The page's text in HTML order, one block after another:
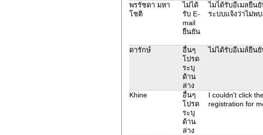
พรรัชดา มหา
โชติ
ไม่ได้
รับ E-
mail
ยืนยัน
ไมไ่ด้รับอีเมลยืน
ระบบแจ้งว่าไม่พ
ดารักษ์
อื่นๆ
โปรด
ระบุ
ด้าน
ล่าง
ไม่ได้รับอีเมล์ยืน
Khine
อื่นๆ
โปรด
ระบุ
ด้าน
ล่าง
I couldn't click
registration for